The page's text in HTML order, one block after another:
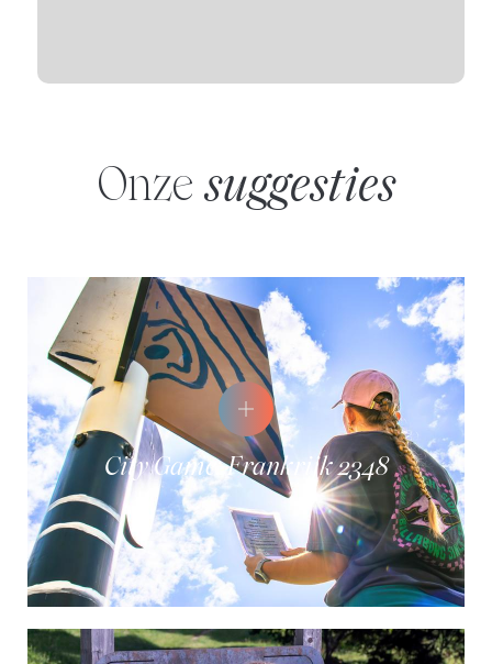
Onze suggesties
City Game: Frankrijk 2348